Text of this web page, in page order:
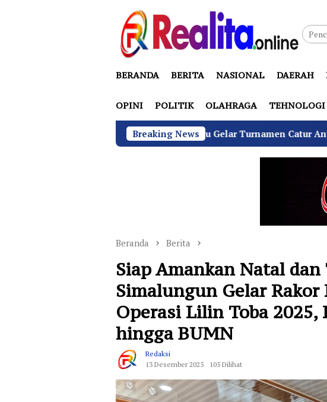
BERANDA BERITA NASIONAL DAERAH
OPINI POLITIK OLAHRAGA TEHNOLOGI
Breaking News
GRIB Jaya Labuhanbatu Gelar Turnamen Catur Antarwartawan,
Beranda Berita
Siap Amankan Natal
Simalungun Gelar
Operasi Lilin Toba 2025,
hingga BUMN
Redaksi
13 Desember 2025
105 Dilihat